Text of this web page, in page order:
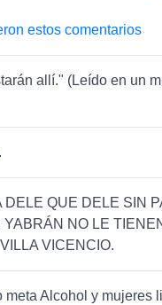
estos comentarios
allí." (Leído en un
DELE QUE DELE SIN
NO LE
VICENCIO.
Alcohol y mujeres